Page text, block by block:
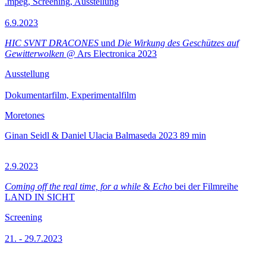
6.9.2023
HIC SVNT DRACONES und Die Wirkung des Geschützes auf
Gewitterwolken @ Ars Electronica 2023
Ausstellung
Dokumentarfilm, Experimentalfilm
Moretones
Ginan Seidl & Daniel Ulacia Balmaseda 2023 89 min
2.9.2023
Coming off the real time, for a while & Echo bei der Filmreihe
LAND IN SICHT
Screening
21. - 29.7.2023